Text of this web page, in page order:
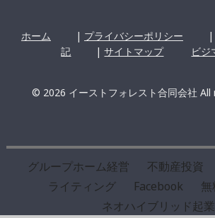
ホーム | プライバシーポリシー |
記
|サイトマップ ビジ
© 2026 イーストフォレスト合同会社 All
グループホーム経営 不動産投資
ライティング
Facebook
無
ネオハイブリッド起業